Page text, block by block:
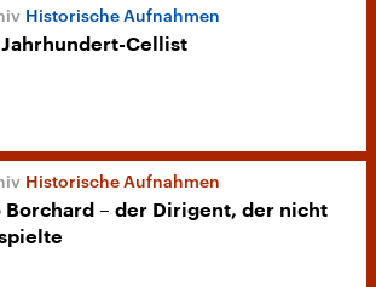
Historische Aufnahmen
Jahrhundert-Cellist
Historische Aufnahmen
Borchard – der Dirigent, der nicht